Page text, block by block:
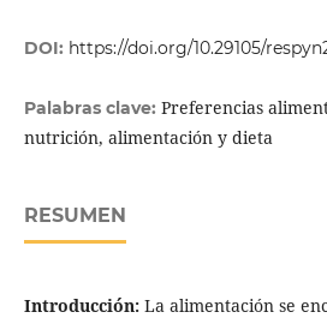
DOI: https://doi.org/10.29105/
Palabras clave: Preferencias
nutrición, alimentación y dieta
RESUMEN
Introducción: La alimentación se